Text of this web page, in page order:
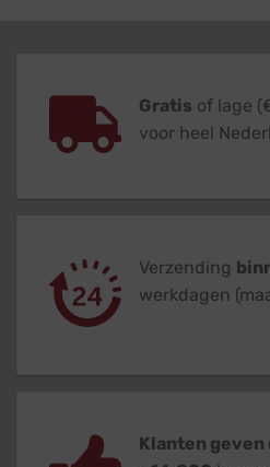
Gratis of lage
voor heel
Verzending
werkdagen
Klanten geven